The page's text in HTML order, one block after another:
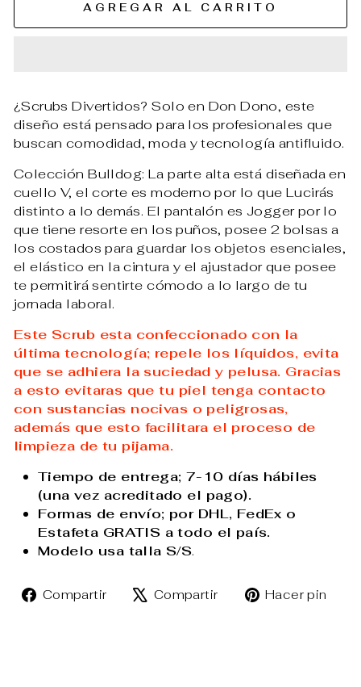
AGREGAR AL CARRITO
¿Scrubs Divertidos? Solo en Don Dono, este
diseño está pensado para los profesionales que
buscan comodidad, moda y tecnología antifluido.
Colección Bulldog: La parte alta está diseñada en
cuello V, el corte es moderno por lo que Lucirás
distinto a lo demás. El pantalón es Jogger por lo
que tiene resorte en los puños, posee 2 bolsas a
los costados para guardar los objetos esenciales,
el elástico en la cintura y el ajustador que posee
te permitirá sentirte cómodo a lo largo de tu
jornada laboral.
Este Scrub esta confeccionado con la
última tecnología; repele los líquidos, evita
que se adhiera la suciedad y pelusa. Gracias
a esto evitaras que tu piel tenga contacto
con sustancias nocivas o peligrosas,
además que esto facilitara el proceso de
limpieza de tu pijama.
Tiempo de entrega; 7-10 días hábiles
(una vez acreditado el pago).
Formas de envío; por DHL, FedEx o
Estafeta GRATIS a todo el país.
Modelo usa talla S/S.
Compartir
CompartirCompartir
TuitearHacer pin